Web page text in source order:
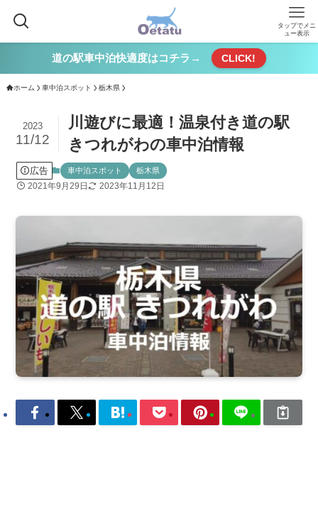
タップでメニ
ュー表示
道の駅車中泊快適度はコチラ→ CLICK!
ホーム 車中泊スポット 栃木県
川遊びに最適！温泉付き道の駅
きつれがわの車中泊情報
2023
11/12
広告 車中泊スポット 栃木県
2021年9月29日 2023年11月12日